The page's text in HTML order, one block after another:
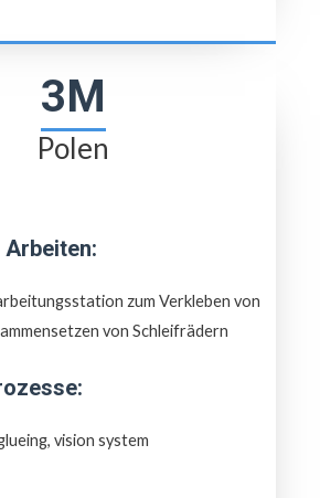
3M
Polen
zum Verkleben von
von Schleifrädern
vision system